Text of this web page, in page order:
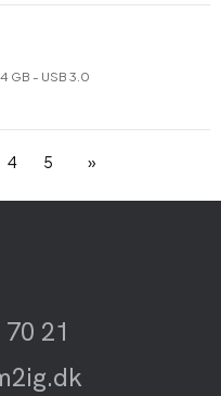
GB - USB 3.0
Log på for pris
4 5
21